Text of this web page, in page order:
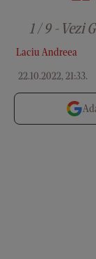
Laciu Andreea
22.10.2022, 21:33.
1 / 9 - Vezi